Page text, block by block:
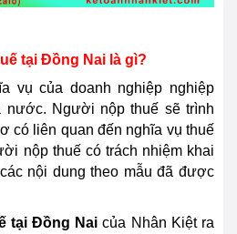
tại Đồng Nai là gì?
vụ của doanh nghiệp nghiệp
nước. Người nộp thuế sẽ trình
có liên quan đến nghĩa vụ thuế
nộp thuế có trách nhiệm khai
nội dung theo mẫu đã được
tạiĐồng Nai của Nhân Kiệt ra